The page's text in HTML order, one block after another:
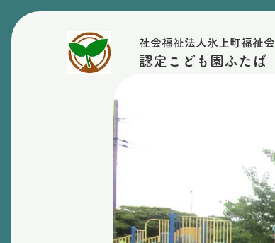
社会福祉法人氷上町福祉会
認定こども園ふたば